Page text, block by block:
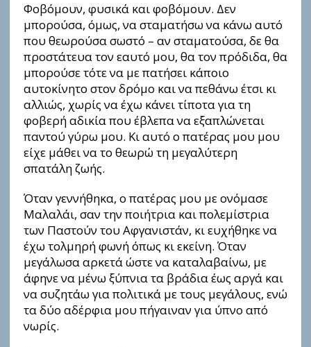
Φοβόμουν, φυσικά και φοβόμουν. Δεν
μπορούσα, όμως, να σταματήσω να κάνω αυτό
που θεωρούσα σωστό – αν σταματούσα, δε θα
προστάτευα τον εαυτό μου, θα τον πρόδιδα, θα
μπορούσε τότε να με πατήσει κάποιο
αυτοκίνητο στον δρόμο και να πεθάνω έτσι κι
αλλιώς, χωρίς να έχω κάνει τίποτα για τη
φοβερή αδικία που έβλεπα να εξαπλώνεται
παντού γύρω μου. Κι αυτό ο πατέρας μου μου
είχε μάθει να το θεωρώ τη μεγαλύτερη
σπατάλη ζωής.
Όταν γεννήθηκα, ο πατέρας μου με ονόμασε
Μαλαλάι, σαν την ποιήτρια και πολεμίστρια
των Παστούν του Αφγανιστάν, κι ευχήθηκε να
έχω τολμηρή φωνή όπως κι εκείνη. Όταν
μεγάλωσα αρκετά ώστε να καταλαβαίνω, με
άφηνε να μένω ξύπνια τα βράδια έως αργά και
να συζητάω για πολιτικά με τους μεγάλους, ενώ
τα δύο αδέρφια μου πήγαιναν για ύπνο από
νωρίς.